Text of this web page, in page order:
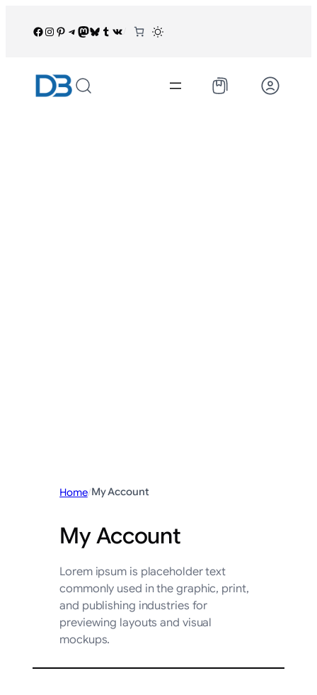
Facebook
Instagram
Pinterest
Telegram
Mastodon
Bluesky
Tumblr
VK
Home/My Account
My Account
Loremipsum is placeholder text
commonly used in the graphic, print,
and publishing industries for
previewing layouts and visual
mockups.